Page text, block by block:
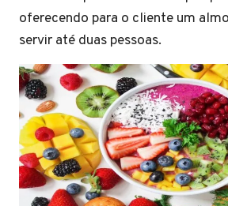
oferecendo para o cliente um
servir até duas pessoas.